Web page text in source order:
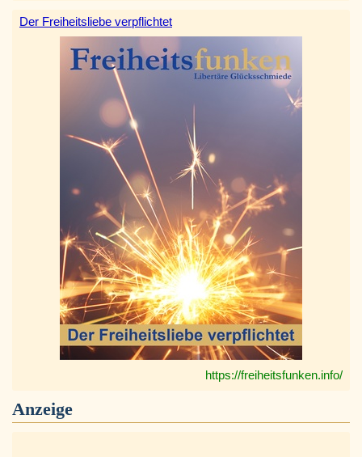
Der Freiheitsliebe verpflichtet
https://freiheitsfunken.info/
Anzeige